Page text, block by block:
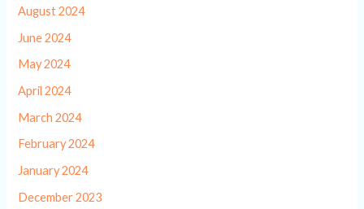
August 2024
June 2024
May 2024
April 2024
March 2024
February 2024
January 2024
December 2023